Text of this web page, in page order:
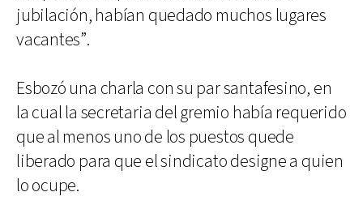
jubilación, habían quedado muchos lugares
vacantes”.
Esbozó una charla con su par santafesino, en
la cual la secretaria del gremio había requerido
que al menos uno de los puestos quede
liberado para que el sindicato designe a quien
lo ocupe.